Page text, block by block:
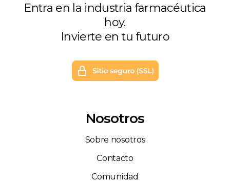
Entra en la industria farmacéutica
hoy.
Invierte en tu futuro
Nosotros
Sobre nosotros
Contacto
Comunidad